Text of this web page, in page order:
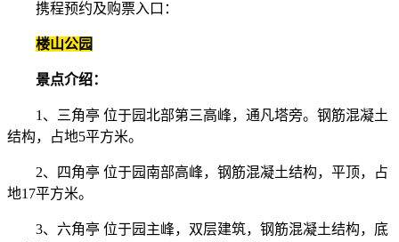
携程预约及购票入口：
楼山公园
景点介绍：
1、三角亭 位于园北部第三高峰，通凡塔旁。钢筋混凝土
结构，占地5平方米。
2、四角亭 位于园南部高峰，钢筋混凝土结构，平顶，占
地17平方米。
3、六角亭 位于园主峰，双层建筑，钢筋混凝土结构，底